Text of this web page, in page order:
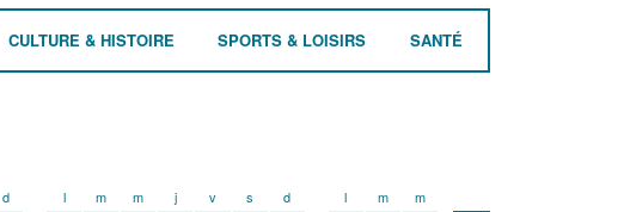
CULTURE & HISTOIRE SPORTS & LOISIRS SANTÉ
d l m m j v s d l m m